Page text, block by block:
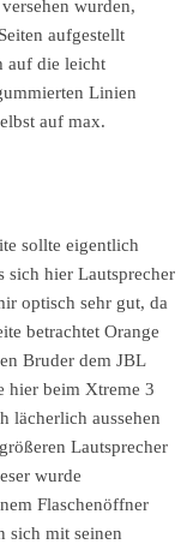
wurden,
aufgestellt
auf die leicht
Linien
auf max.
sollte eigentlich
sich hier Lautsprecher
optisch sehr gut, da
betrachtet Orange
Bruder dem JBL
hier beim Xtreme 3
lächerlich aussehen
Lautsprecher
wurde
Flaschenöffner
sich mit seinen